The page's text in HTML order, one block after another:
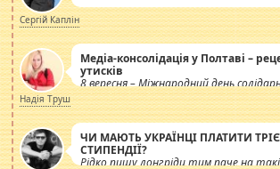
Сергій Каплін
Медіа-консолідація у Полтаві –
утисків
8 вересня – Міжнародний день
журналістів.
Надія Труш
ЧИ МАЮТЬ УКРАЇНЦІ ПЛАТИТИ
СТИПЕНДІЇ?
Рідко пишу лонгріди тим паче на